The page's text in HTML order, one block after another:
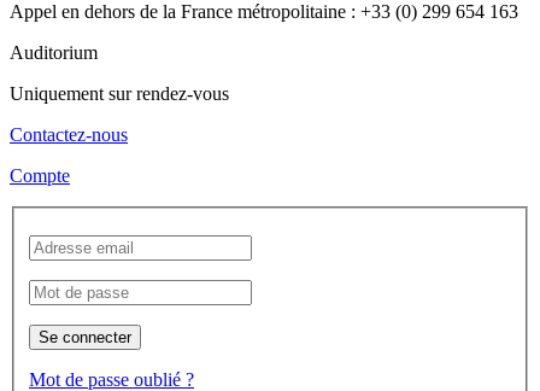
Appel en dehors de la France métropolitaine : +33 (0) 299 654 163
Auditorium
Uniquement sur rendez-vous
Contactez-nous
Compte
Se connecter
Mot de passe oublié ?